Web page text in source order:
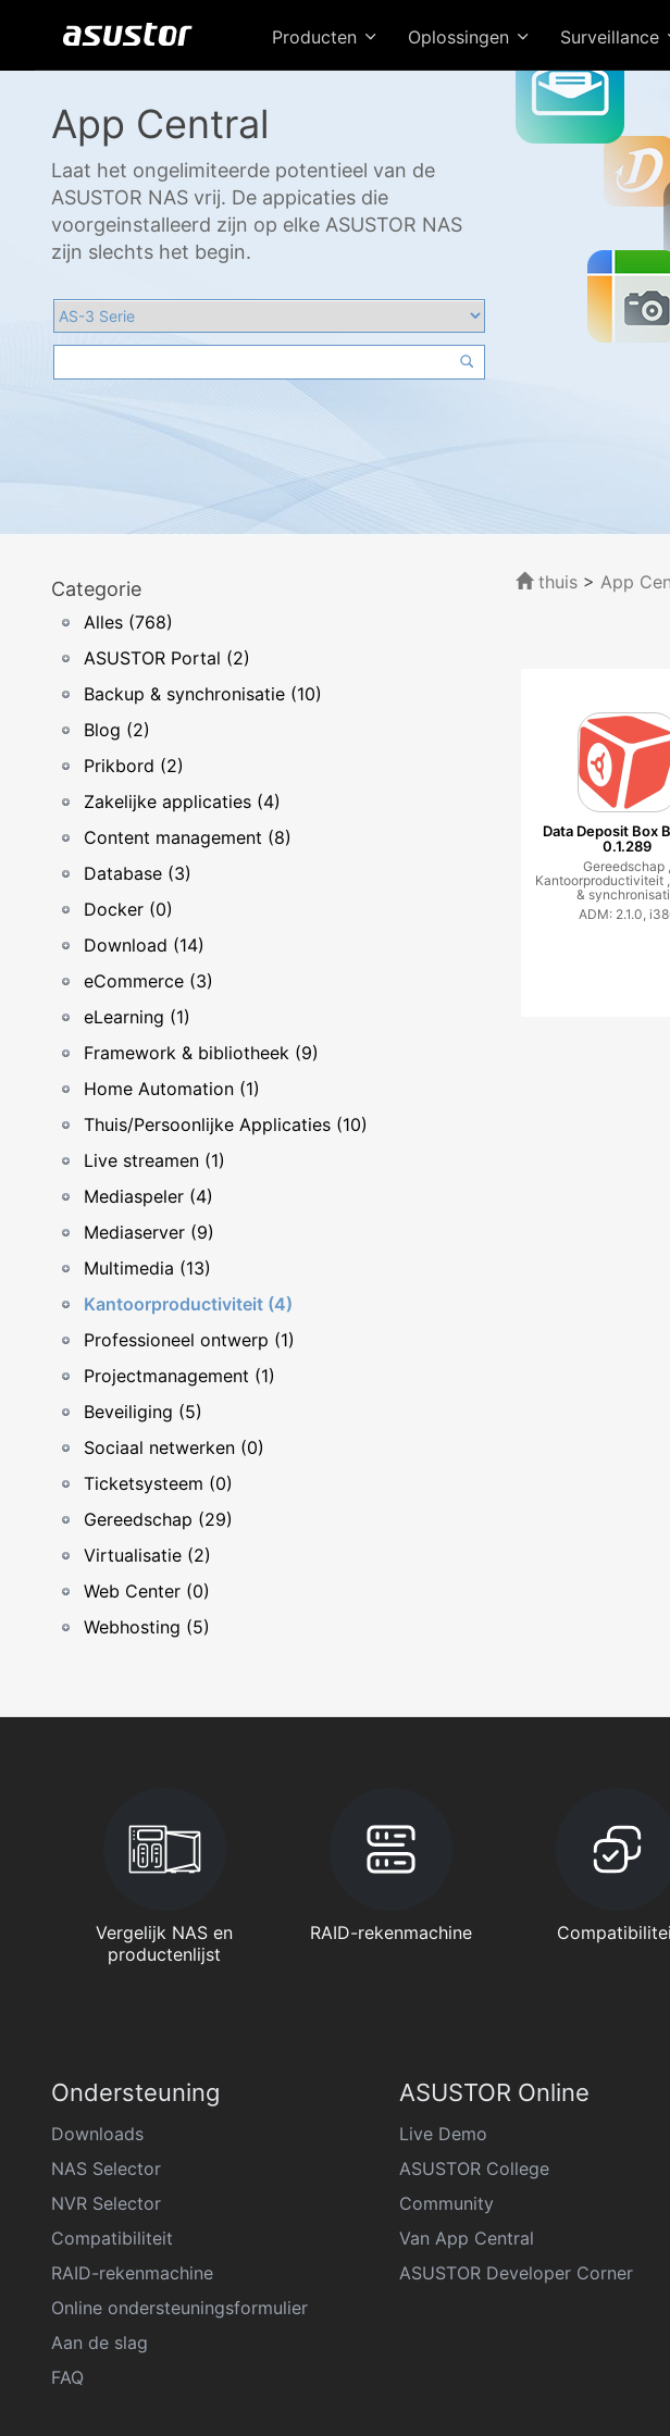
Producten Oplossingen Surveillance
App Central
Laat het ongelimiteerde potentieel van de
ASUSTOR NAS vrij. De appicaties die
voorgeinstalleerd zijn op elke ASUSTOR NAS
zijn slechts het begin.
Categorie
Alles (768)
ASUSTOR Portal (2)
Backup & synchronisatie (10)
Blog (2)
Prikbord (2)
Zakelijke applicaties (4)
Content management (8)
Database (3)
Docker (0)
Download (14)
eCommerce (3)
eLearning (1)
Framework & bibliotheek (9)
Home Automation (1)
Thuis/Persoonlijke Applicaties (10)
Live streamen (1)
Mediaspeler (4)
Mediaserver (9)
Multimedia (13)
Kantoorproductiviteit (4)
Professioneel ontwerp (1)
Projectmanagement (1)
Beveiliging (5)
Sociaal netwerken (0)
Ticketsysteem (0)
Gereedschap (29)
Virtualisatie (2)
Web Center (0)
Webhosting (5)
thuis> App
Data Deposit Box
0.1.289
Gereedschap ,
Kantoorproductiviteit ,
&
ADM: 2.1.0,
Vergelijk NAS en
productenlijst
RAID-rekenmachine
Ondersteuning
Downloads
NAS Selector
NVR Selector
Compatibiliteit
RAID-rekenmachine
Online ondersteuningsformulier
Aan de slag
FAQ
ASUSTOR Online
Live Demo
ASUSTOR College
Community
Van App Central
ASUSTOR Developer Corner